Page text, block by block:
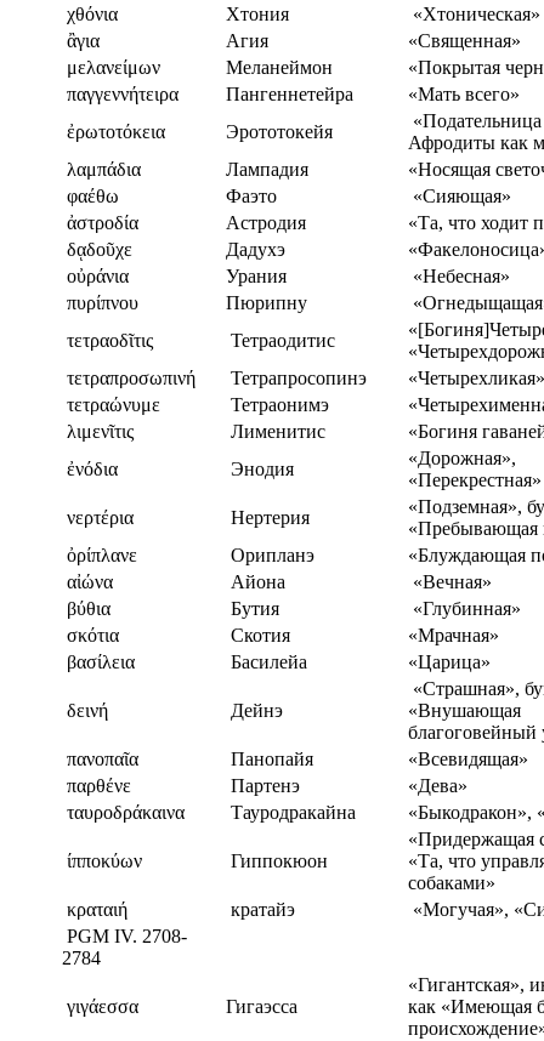
χθόνια
Хтония
«Хтоническая»
ἂγια
Агия
«Священная»
μελανείμων
Меланеймон
«Покрытая
παγγεννήτειρα
Пангеннетейра
«Мать всего»
ἐρωτοτόκεια
Эрототокейя
Афродиты как
λαμπάδια
Лампадия
«Носящая
φαέθω
Фаэто
«Сияющая»
ἀστροδία
Астродия
«Та, что ходит
δᾳδοῦχε
Дадухэ
οὐράνια
Урания
«Небесная»
πυρίπνου
Пюрипну
τετραοδῖτις
Тетраодитис
τετραπροσωπινή
Тетрапросопинэ
«Четырехликая»
τετραώνυμε
Тетраонимэ
λιμενῖτις
Лименитис
«Богиня
ἐνόδια
Энодия
«Дорожная»,
«Перекрестная»
νερτέρια
Нертерия
«Подземная»,
«Пребывающая
ὀρίπλανε
Орипланэ
«Блуждающая
αἰώνα
Айона
«Вечная»
βύθια
Бутия
«Глубинная»
σκότια
Скотия
«Мрачная»
βασίλεια
Басилейа «Царица»
δεινή Дейнэ
«Страшная»,
«Внушающая
благоговейный
πανοπαῖα
Панопайя
«Всевидящая»
παρθένε
Партенэ
«Дева»
ταυροδράκαινα
Тауродракайна «Быкодракон»,
ίπποκύων Гиппокюон
«Придержащая
«Та, что
собаками»
κραταιή
кратайэ
«Могучая»,
PGM IV. 2708-
2784
γιγάεσσα Гигаэсса
«Гигантская»,
как «Имеющая